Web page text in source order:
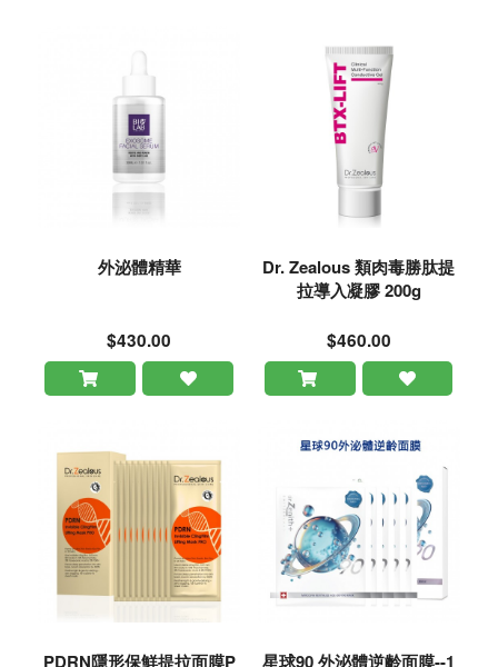
外泌體精華
$430.00
Dr. Zealous 類肉毒勝肽提
拉導入凝膠 200g
$460.00
PDRN隱形保鮮提拉面膜P
星球90 外泌體逆齡面膜--1